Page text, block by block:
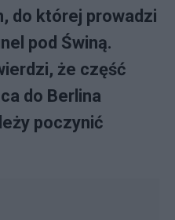
do której prowadzi
pod Świną.
że część
do Berlina
poczynić